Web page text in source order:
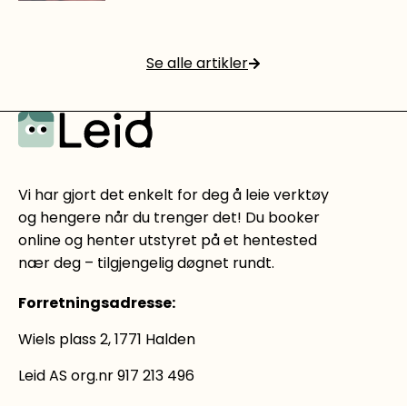
Se alle artikler
Vi har gjort det enkelt for deg å leie verktøy
og hengere når du trenger det! Du booker
online og henter utstyret på et hentested
nær deg – tilgjengelig døgnet rundt.
Forretningsadresse:
Wiels plass 2, 1771 Halden
Leid AS org.nr 917 213 496